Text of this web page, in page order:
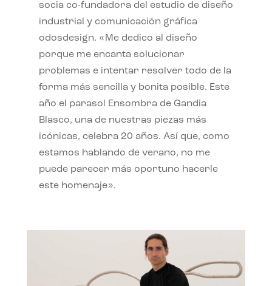
socia co-fundadora del estudio de diseño
industrial y comunicación gráfica
odosdesign. «Me dedico al diseño
porque me encanta solucionar
problemas e intentar resolver todo de la
forma más sencilla y bonita posible. Este
año el parasol Ensombra de Gandia
Blasco, una de nuestras piezas más
icónicas, celebra 20 años. Así que, como
estamos hablando de verano, no me
puede parecer más oportuno hacerle
este homenaje».